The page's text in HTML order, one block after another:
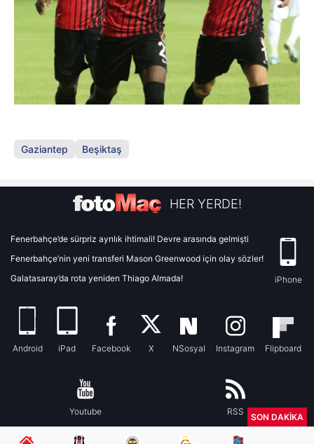
Gaziantep Beşiktaş
HER YERDE!
Fenerbahçe’de sürpriz ayrılık ihtimali! Devre arasında gelmişti
Fenerbahçe’nin yeni transferi Mason Greenwood için olay sözler!
Galatasaray’da rota yeniden Thiago Almada!
iPhone
Android iPad Facebook X NSosyal Instagram Flipboard
Youtube RSS
SON DAKİKA